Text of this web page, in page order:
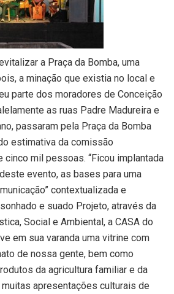
a Praça da Bomba, uma
a minação que existia no local e
parte dos moradores de Conceição
as ruas Padre Madureira e
passaram pela Praça da Bomba
estimativa da comissão
cinco mil pessoas. “Ficou implantada
evento, as bases para uma
contextualizada e
e suado Projeto, através da
Social e Ambiental, a CASA do
em sua varanda uma vitrine com
de nossa gente, bem como
da agricultura familiar e da
apresentações culturais de